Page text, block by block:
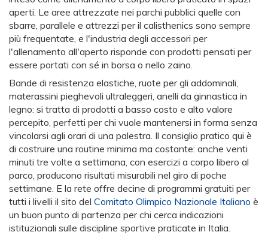
aperti. Le aree attrezzate nei parchi pubblici quelle con
sbarre, parallele e attrezzi per il calisthenics sono sempre
più frequentate, e l'industria degli accessori per
l'allenamento all'aperto risponde con prodotti pensati per
essere portati con sé in borsa o nello zaino.
Bande di resistenza elastiche, ruote per gli addominali,
materassini pieghevoli ultraleggeri, anelli da ginnastica in
legno: si tratta di prodotti a basso costo e alto valore
percepito, perfetti per chi vuole mantenersi in forma senza
vincolarsi agli orari di una palestra. Il consiglio pratico qui è
di costruire una routine minima ma costante: anche venti
minuti tre volte a settimana, con esercizi a corpo libero al
parco, producono risultati misurabili nel giro di poche
settimane. E la rete offre decine di programmi gratuiti per
tutti i livelli il sito del Comitato Olimpico Nazionale Italiano è
un buon punto di partenza per chi cerca indicazioni
istituzionali sulle discipline sportive praticate in Italia.